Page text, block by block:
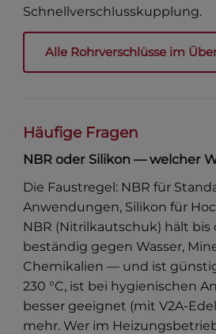
Schnellverschlusskupplung.
Alle Rohrverschlüsse im
Häufige Fragen
NBR oder Silikon — welcher
Die Faustregel: NBR für
Anwendungen, Silikon für
NBR (Nitrilkautschuk) hält bis
beständig gegen Wasser,
Chemikalien — und ist
230 °C, ist bei hygienischen
besser geeignet (mit V2A-
mehr. Wer im